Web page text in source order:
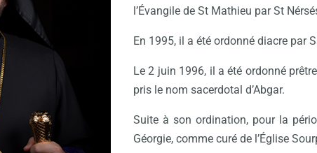
l’Évangile de St Mathieu par St
En 1995, il a été ordonné diacre par
Le 2 juin 1996, il a été ordonné
pris le nom sacerdotal d’Abgar.
Suite à son ordination, pour la
Géorgie, comme curé de l’Église